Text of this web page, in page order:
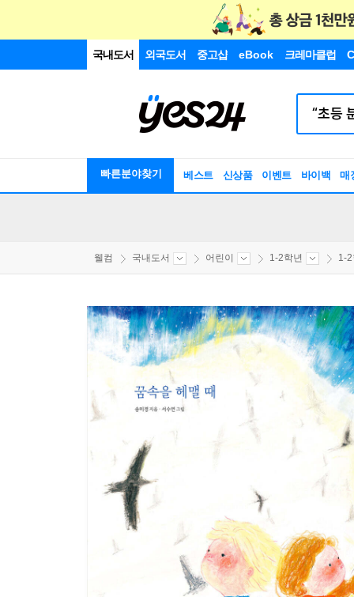
국내도서 외국도서 중고샵 eBook 크레마클럽
빠른분야찾기 베스트 신상품 이벤트 바이백 매
웰컴 국내도서 어린이 1-2학년 1-